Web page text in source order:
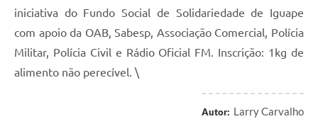
iniciativa do Fundo Social de Solidariedade de Iguape
com apoio da OAB, Sabesp, Associação Comercial, Polícia
Militar, Polícia Civil e Rádio Oficial FM. Inscrição: 1kg de
alimento não perecível. \
Autor: Larry Carvalho